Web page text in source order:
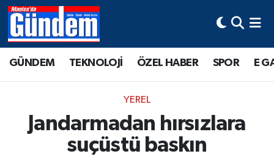
GÜNDEM TEKNOLOJİ ÖZEL HABER SPOR E
YEREL
Jandarmadan hırsızlara
suçüstü baskın
Manisa Hava Durumu
Tüm Manşetler